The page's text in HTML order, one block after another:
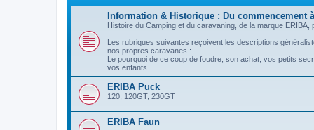
Information & Historique : Du commencement
Histoire du Camping et du caravaning, de la marque ERIBA,
Les rubriques suivantes reçoivent les descriptions
nos propres caravanes :
Le pourquoi de ce coup de foudre, son achat, vos petits
vos enfants ...
ERIBA Puck
120, 120GT, 230GT
ERIBA Faun